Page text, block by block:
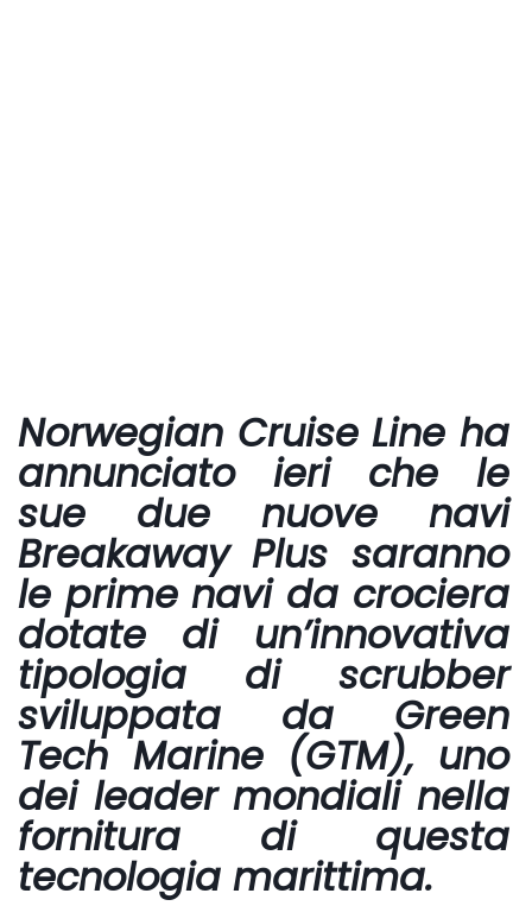
Norwegian Cruise Line ha
annunciato ieri che le
sue due nuove navi
Breakaway Plus saranno
le prime navi da crociera
dotate di un’innovativa
tipologia di scrubber
sviluppata da Green
Tech Marine (GTM), uno
dei leader mondiali nella
fornitura di questa
tecnologia marittima.